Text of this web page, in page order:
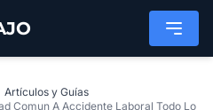
Artículos y Guías
Comun A Accidente Laboral Todo Lo